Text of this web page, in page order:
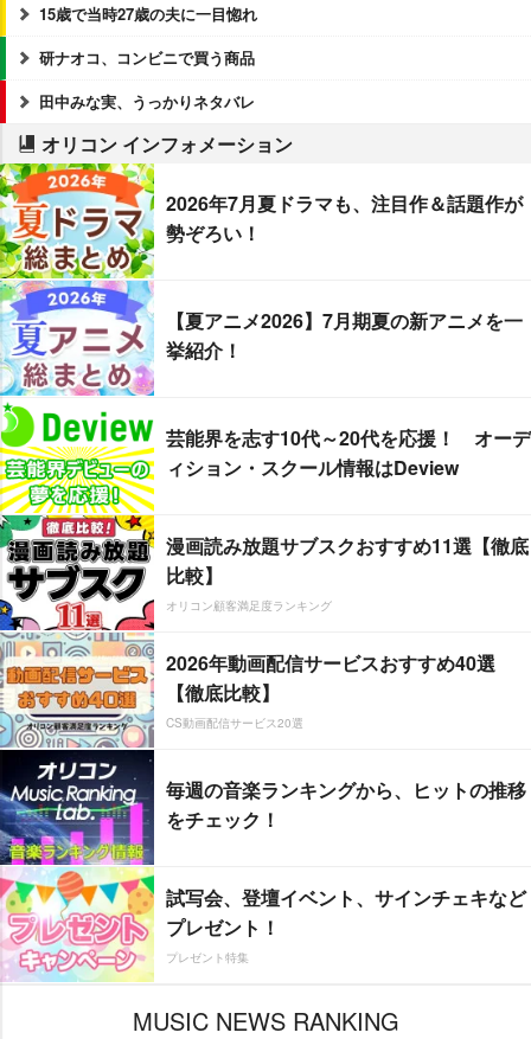
15歳で当時27歳の夫に一目惚れ
研ナオコ、コンビニで買う商品
田中みな実、うっかりネタバレ
オリコン インフォメーション
2026年7月夏ドラマも、注目作＆話題作が
勢ぞろい！
【夏アニメ2026】7月期夏の新アニメを一
挙紹介！
芸能界を志す10代～20代を応援！ オーデ
ィション・スクール情報はDeview
漫画読み放題サブスクおすすめ11選【徹底
比較】
オリコン顧客満足度ランキング
2026年動画配信サービスおすすめ40選
【徹底比較】
CS動画配信サービス20選
毎週の音楽ランキングから、ヒットの推移
をチェック！
試写会、登壇イベント、サインチェキなど
プレゼント！
プレゼント特集
MUSIC NEWS RANKING